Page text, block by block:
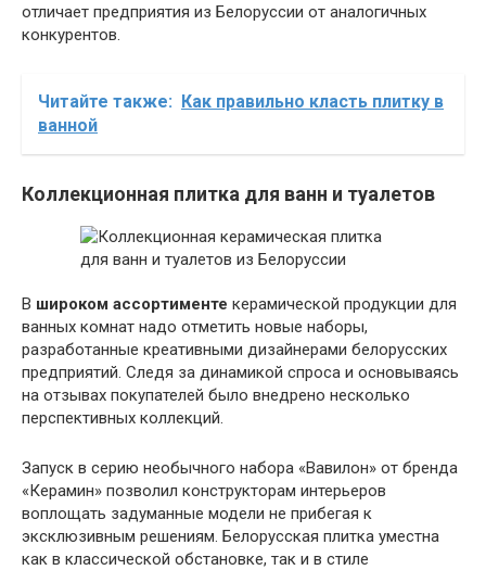
отличает предприятия из Белоруссии от аналогичных
конкурентов.
Читайте также: Как правильно класть плитку в
ванной
Коллекционная плитка для ванн и туалетов
В широком ассортименте керамической продукции для
ванных комнат надо отметить новые наборы,
разработанные креативными дизайнерами белорусских
предприятий. Следя за динамикой спроса и основываясь
на отзывах покупателей было внедрено несколько
перспективных коллекций.
Запуск в серию необычного набора «Вавилон» от бренда
«Керамин» позволил конструкторам интерьеров
воплощать задуманные модели не прибегая к
эксклюзивным решениям. Белорусская плитка уместна
как в классической обстановке, так и в стиле